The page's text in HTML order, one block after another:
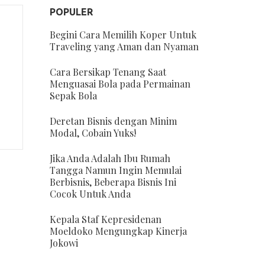
POPULER
Begini Cara Memilih Koper Untuk
Traveling yang Aman dan Nyaman
Cara Bersikap Tenang Saat
Menguasai Bola pada Permainan
Sepak Bola
Deretan Bisnis dengan Minim
Modal, Cobain Yuks!
Jika Anda Adalah Ibu Rumah
Tangga Namun Ingin Memulai
Berbisnis, Beberapa Bisnis Ini
Cocok Untuk Anda
Kepala Staf Kepresidenan
Moeldoko Mengungkap Kinerja
Jokowi